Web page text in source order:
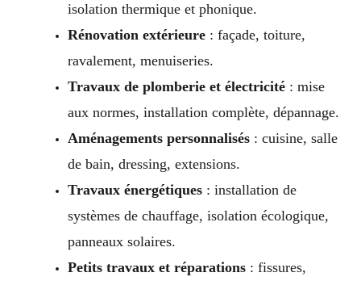
isolation thermique et phonique.
Rénovation extérieure: façade, toiture,
ravalement, menuiseries.
Travaux de plomberie et électricité: mise
aux normes, installation complète, dépannage.
Aménagements personnalisés: cuisine, salle
de bain, dressing, extensions.
Travaux énergétiques: installation de
systèmes de chauffage, isolation écologique,
panneaux solaires.
Petits travaux et réparations: fissures,